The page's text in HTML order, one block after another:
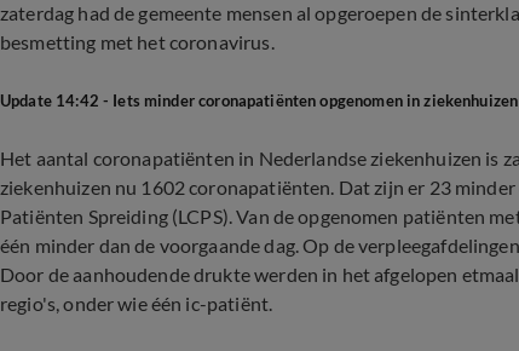
zaterdag had de gemeente mensen al opgeroepen de
besmetting met het coronavirus.
Update 14:42 - Iets minder coronapatiënten opgenomen in ziekenhuizen
Het aantal coronapatiënten in Nederlandse ziekenhuizen is
ziekenhuizen nu 1602 coronapatiënten. Dat zijn er 23
Patiënten Spreiding (LCPS). Van de opgenomen patiënten
één minder dan de voorgaande dag. Op de
Door de aanhoudende drukte werden in het afgelopen
regio's, onder wie één ic-patiënt.